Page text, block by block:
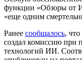
функции «Обзоры от
«еще одним
Ранее сообщалось,
создал комиссию при
технологий ИИ.